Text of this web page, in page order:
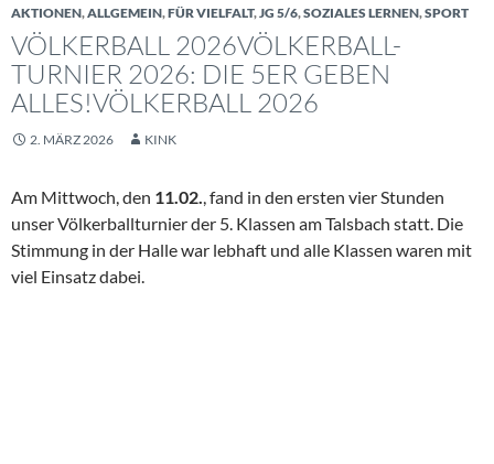
AKTIONEN,ALLGEMEIN,FÜR VIELFALT,JG 5/6,SOZIALES LERNEN,SPORT
VÖLKERBALL 2026VÖLKERBALL-
TURNIER 2026: DIE 5ER GEBEN
ALLES!VÖLKERBALL 2026
2. MÄRZ 2026 KINK
Am Mittwoch, den 11.02., fand in den ersten vier Stunden
unser Völkerballturnier der 5. Klassen am Talsbach statt. Die
Stimmung in der Halle war lebhaft und alle Klassen waren mit
viel Einsatz dabei.